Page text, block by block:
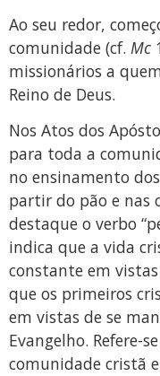
Ao seu redor,
comunidade (cf. Mc
missionários a
Reino de Deus.
Nos Atos dos
para toda a
no ensinamento
partir do pão e nas
destaque o verbo
indica que a vida
constante em
que os primeiros
em vistas de se
Evangelho. Refere-
comunidade cristã